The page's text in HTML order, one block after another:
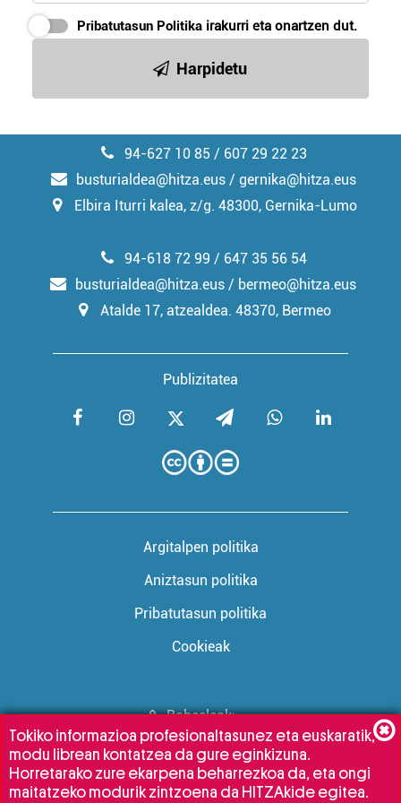
Pribatutasun Politika irakurri eta onartzen dut.
Harpidetu
94-627 10 85 / 607 29 22 23
busturialdea@hitza.eus / gernika@hitza.eus
Elbira Iturri kalea, z/g. 48300, Gernika-Lumo
Publizitatea
94-618 72 99 / 647 35 56 54
busturialdea@hitza.eus / bermeo@hitza.eus
Atalde 17, atzealdea. 48370, Bermeo
Argitalpen politika
Aniztasun politika
Pribatutasun politika
Cookieak
Babesleak:
Tokiko informazioa profesionaltasunez eta euskaratik,
modu librean kontatzea da gure eginkizuna.
Horretarako zure ekarpena beharrezkoa da, eta ongi
maitatzeko modurik zintzoena da HITZAkide egitea.